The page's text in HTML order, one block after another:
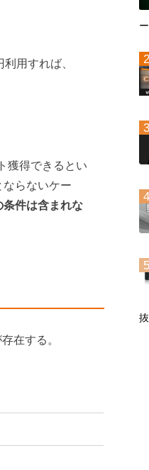
用すれば、
獲得できるとい
らないケー
件は含まれな
在する。